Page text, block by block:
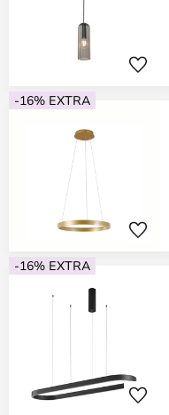
-16% EXTRA
-16% EXTRA